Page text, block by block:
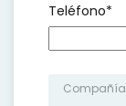
Teléfono*
Compañía